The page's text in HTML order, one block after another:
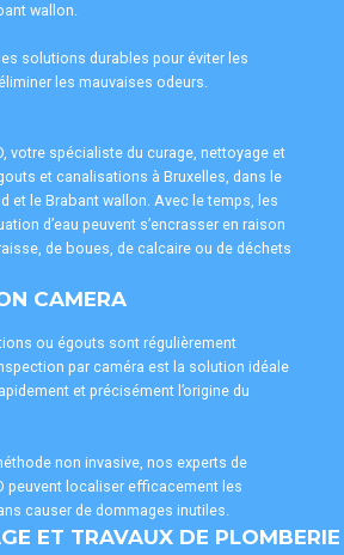
wallon.
solutions durables pour éviter les
les mauvaises odeurs.
votre spécialiste du curage, nettoyage et
et canalisations à Bruxelles, dans le
et le Brabant wallon. Avec le temps, les
d’eau peuvent s’encrasser en raison
de boues, de calcaire ou de déchets
CAMERA
ou égouts sont régulièrement
par caméra est la solution idéale
et précisément l’origine du
non invasive, nos experts de
peuvent localiser efficacement les
causer de dommages inutiles.
ET TRAVAUX DE PLOMBERIE